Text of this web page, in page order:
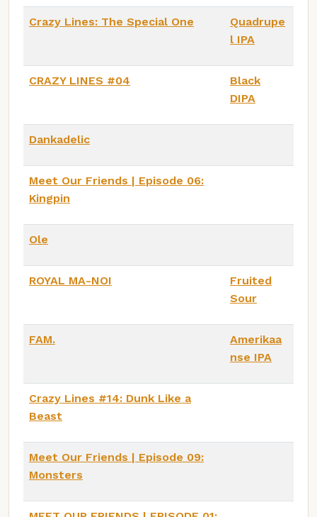
Crazy Lines: The Special One
Quadrupe
l IPA
CRAZY LINES #04
Black
DIPA
Dankadelic
Meet Our Friends | Episode 06:
Kingpin
Ole
ROYAL MA-NOI
Fruited
Sour
FAM.
Amerikaa
nse IPA
Crazy Lines #14: Dunk Like a
Beast
Meet Our Friends | Episode 09:
Monsters